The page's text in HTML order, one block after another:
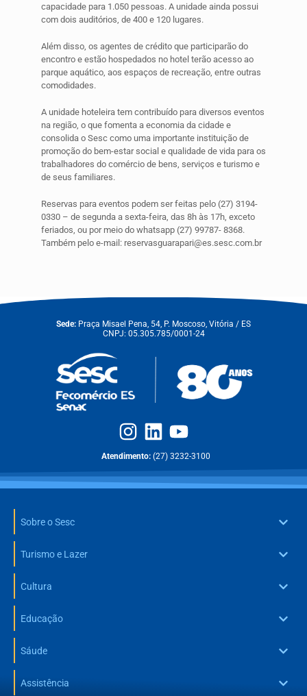
capacidade para 1.050 pessoas. A unidade ainda possui
com dois auditórios, de 400 e 120 lugares.
Além disso, os agentes de crédito que participarão do
encontro e estão hospedados no hotel terão acesso ao
parque aquático, aos espaços de recreação, entre outras
comodidades.
A unidade hoteleira tem contribuído para diversos eventos
na região, o que fomenta a economia da cidade e
consolida o Sesc como uma importante instituição de
promoção do bem-estar social e qualidade de vida para os
trabalhadores do comércio de bens, serviços e turismo e
de seus familiares.
Reservas para eventos podem ser feitas pelo (27) 3194-
0330 – de segunda a sexta-feira, das 8h às 17h, exceto
feriados, ou por meio do whatsapp (27) 99787- 8368.
Também pelo e-mail: reservasguarapari@es.sesc.com.br
Sede: Praça Misael Pena, 54, P. Moscoso, Vitória / ES
CNPJ: 05.305.785/0001-24
Atendimento: (27) 3232-3100
Sobre o Sesc
Turismo e Lazer
Cultura
Educação
Sáude
Assistência